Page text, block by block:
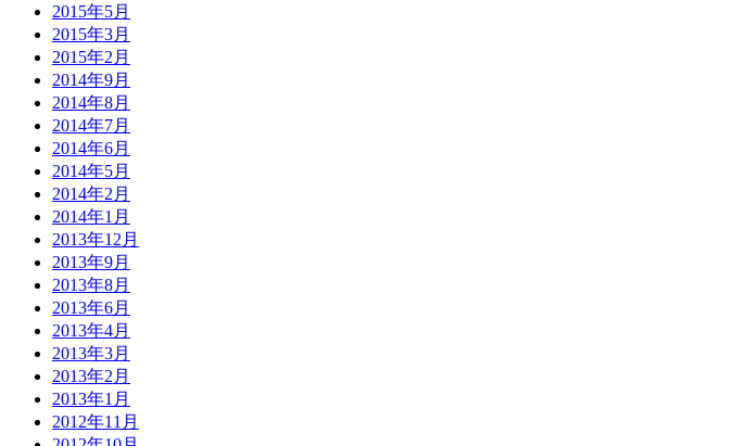
2015年5月
2015年3月
2015年2月
2014年9月
2014年8月
2014年7月
2014年6月
2014年5月
2014年2月
2014年1月
2013年12月
2013年9月
2013年8月
2013年6月
2013年4月
2013年3月
2013年2月
2013年1月
2012年11月